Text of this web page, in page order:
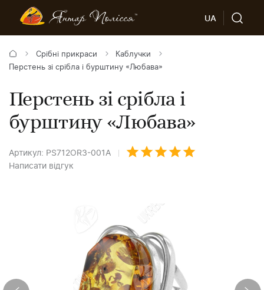
UA
Срібні прикраси
Каблучки
Перстень зі срібла і бурштину «Любава»
Перстень зі срібла і
бурштину «Любава»
Артикул: PS712OR3-001A
Написати відгук